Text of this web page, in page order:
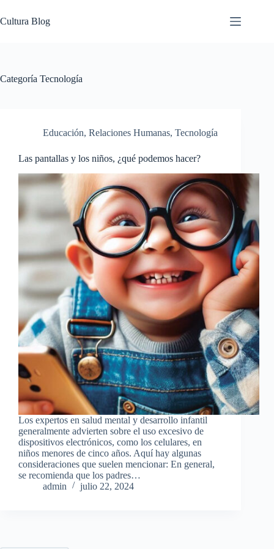
al
contenido
Cultura Blog
Categoría Tecnología
Educación, Relaciones Humanas, Tecnología
Las pantallas y los niños, ¿qué podemos hacer?
Los expertos en salud mental y desarrollo infantil
generalmente advierten sobre el uso excesivo de
dispositivos electrónicos, como los celulares, en
niños menores de cinco años. Aquí hay algunas
consideraciones que suelen mencionar: En general,
se recomienda que los padres…
admin
julio 22, 2024